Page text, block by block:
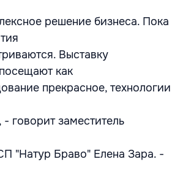
решение бизнеса. Пока
Выставку
как
прекрасное, технологии
- говорит заместитель
"Натур Браво" Елена Зара. -